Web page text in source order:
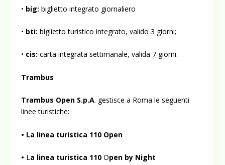
• big:biglietto integrato giornaliero
• bti:biglietto turistico integrato, valido 3 giorni;
• cis:carta integrata settimanale, valida 7 giorni.
Trambus
Trambus Open S.p.A. gestisce a Roma le seguenti
linee turistiche:
• La linea turistica 110 Open
• La linea turistica 110Open by Night